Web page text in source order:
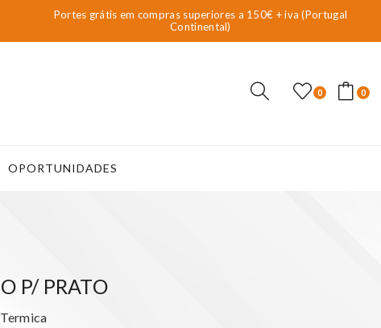
Portes grátis em compras superiores a 150€ + iva (Portugal
Continental)
0 0
OPORTUNIDADES
P/ PRATO